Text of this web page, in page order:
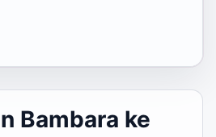
Bambara ke